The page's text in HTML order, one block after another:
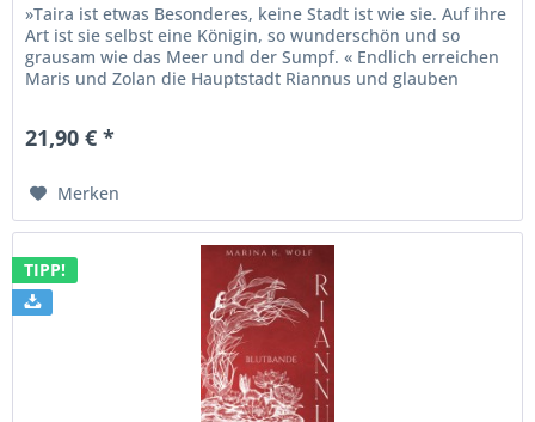
»Taira ist etwas Besonderes, keine Stadt ist wie sie. Auf ihre
Art ist sie selbst eine Königin, so wunderschön und so
grausam wie das Meer und der Sumpf. « Endlich erreichen
Maris und Zolan die Hauptstadt Riannus und glauben
21,90 € *
Merken
TIPP!